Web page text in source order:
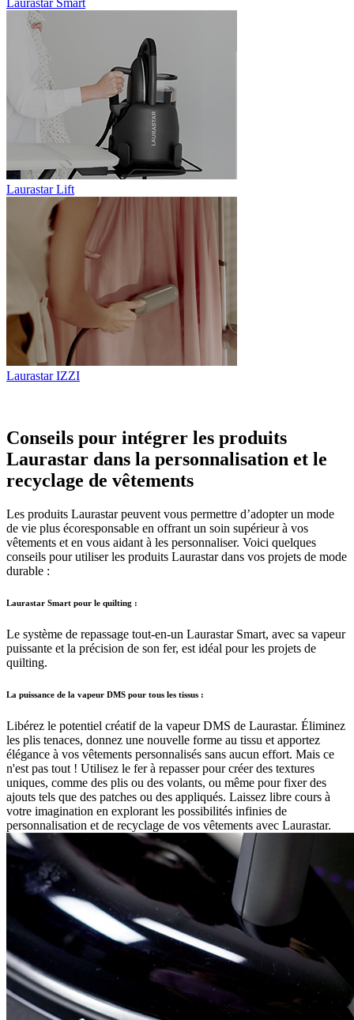
Laurastar Smart
Laurastar Lift
Laurastar IZZI
Conseils pour intégrer les produits
Laurastar dans la personnalisation et le
recyclage de vêtements
Les produits Laurastar peuvent vous permettre d’adopter un mode
de vie plus écoresponsable en offrant un soin supérieur à vos
vêtements et en vous aidant à les personnaliser. Voici quelques
conseils pour utiliser les produits Laurastar dans vos projets de mode
durable :
Laurastar Smart pour le quilting :
Le système de repassage tout-en-un Laurastar Smart, avec sa vapeur
puissante et la précision de son fer, est idéal pour les projets de
quilting.
La puissance de la vapeur DMS pour tous les tissus :
Libérez le potentiel créatif de la vapeur DMS de Laurastar. Éliminez
les plis tenaces, donnez une nouvelle forme au tissu et apportez
élégance à vos vêtements personnalisés sans aucun effort. Mais ce
n'est pas tout ! Utilisez le fer à repasser pour créer des textures
uniques, comme des plis ou des volants, ou même pour fixer des
ajouts tels que des patches ou des appliqués. Laissez libre cours à
votre imagination en explorant les possibilités infinies de
personnalisation et de recyclage de vos vêtements avec Laurastar.